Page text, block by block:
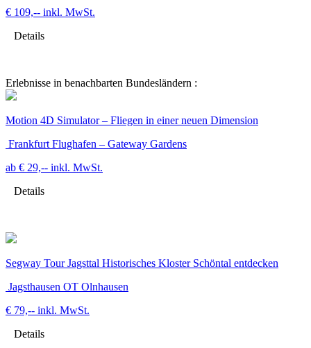
€ 109,-- inkl. MwSt.
Details
Erlebnisse in benachbarten Bundesländern :
Motion 4D Simulator – Fliegen in einer neuen Dimension
Frankfurt Flughafen – Gateway Gardens
ab € 29,-- inkl. MwSt.
Details
Segway Tour Jagsttal Historisches Kloster Schöntal entdecken
Jagsthausen OT Olnhausen
€ 79,-- inkl. MwSt.
Details